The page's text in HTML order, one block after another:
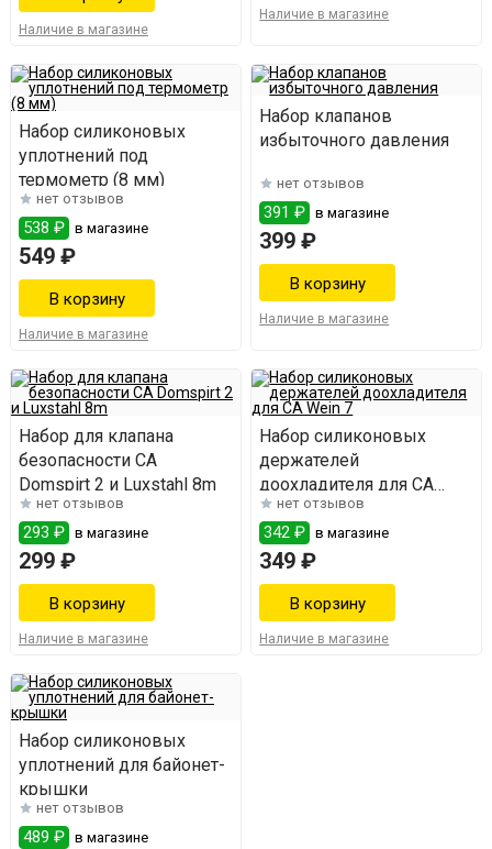
Наличие в магазине
Наличие в магазине
Набор силиконовых
уплотнений под
термометр (8 мм)
нет отзывов
538 ₽ в магазине
549 ₽
Наличие в магазине
Набор клапанов
избыточного давления
нет отзывов
391 ₽ в магазине
399 ₽
Наличие в магазине
Набор для клапана
безопасности СА
Domspirt 2 и Luxstahl 8m
нет отзывов
293 ₽ в магазине
299 ₽
Наличие в магазине
Набор силиконовых
держателей
доохладителя для СА
Wein 7
нет отзывов
342 ₽ в магазине
349 ₽
Наличие в магазине
Набор силиконовых
уплотнений для байонет-
крышки
нет отзывов
489 ₽ в магазине